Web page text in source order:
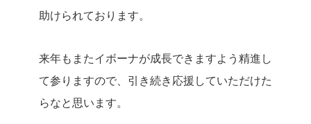
助けられております。
来年もまたイボーナが成長できますよう精進し
て参りますので、引き続き応援していただけた
らなと思います。